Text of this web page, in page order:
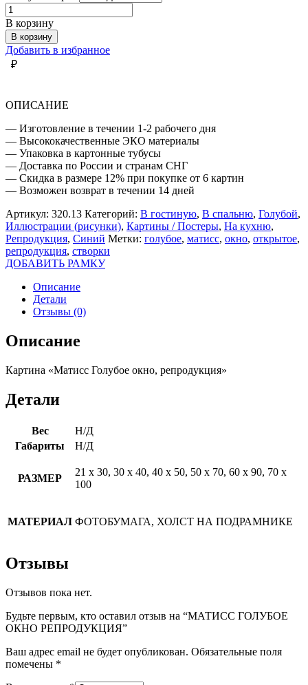
Количество
товара
МАТИСС
ГОЛУБОЕ
ОКНО
РЕПРОДУКЦИЯ
В корзину
В корзину
Добавить в избранное
₽
ОПИСАНИЕ
— Изготовление в течении 1-2 рабочего дня
— Высококачественные ЭКО материалы
— Упаковка в картонные тубусы
— Доставка по России и странам СНГ
— Скидка в размере 12% при покупке от 6 картин
— Возможен возврат в течении 14 дней
Артикул: 320.13 Категорий: В гостиную, В спальню, Голубой,
Иллюстрации (рисунки), Картины / Постеры, На кухню,
Репродукция, Синий Метки: голубое, матисс, окно, открытое,
репродукция, створки
ДОБАВИТЬ РАМКУ
Описание
Детали
Отзывы (0)
Описание
Картина «Матисс Голубое окно, репродукция»
Детали
Вес
Н/Д
Габариты
Н/Д
РАЗМЕР
21 х 30, 30 х 40, 40 х 50, 50 х 70, 60 х 90, 70 х
100
МАТЕРИАЛ ФОТОБУМАГА, ХОЛСТ НА ПОДРАМНИКЕ
Отзывы
Отзывов пока нет.
Будьте первым, кто оставил отзыв на “МАТИСС ГОЛУБОЕ
ОКНО РЕПРОДУКЦИЯ”
Ваш адрес email не будет опубликован. Обязательные поля
помечены *